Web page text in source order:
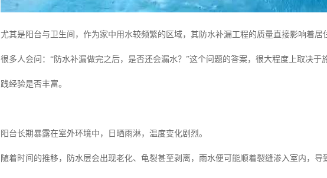
尤其是阳台与卫生间，作为家中用水较频繁的区域，其防水补漏工程的质量直接影响着居
很多人会问：“防水补漏做完之后，是否还会漏水？”这个问题的答案，很大程度上取决
践经验是否丰富。
阳台长期暴露在室外环境中，日晒雨淋，温度变化剧烈。
随着时间的推移，防水层会出现老化、龟裂甚至剥离，雨水便可能顺着裂缝渗入室内，导